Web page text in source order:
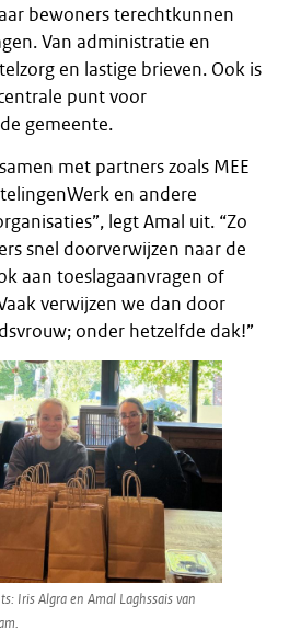
bewoners terechtkunnen
Van administratie en
en lastige brieven. Ook is
punt voor
gemeente.
met partners zoals MEE
en andere
legt Amal uit. “Zo
snel doorverwijzen naar de
aan toeslagaanvragen of
verwijzen we dan door
onder hetzelfde dak!”
Iris Algra en Amal Laghssais van